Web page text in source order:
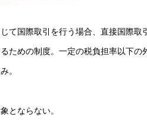
て国際取引を行う場合、直接国際取
ための制度。一定の税負担率以下の
。
とならない。